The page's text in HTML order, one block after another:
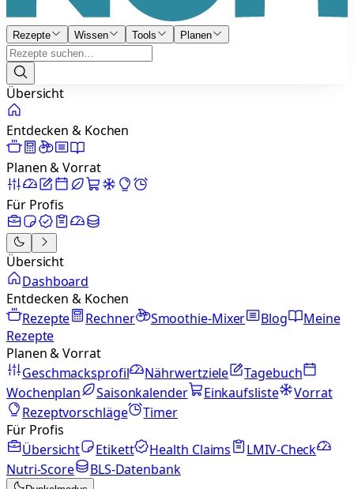
Rezepte Wissen Tools Planen
Übersicht
Entdecken & Kochen
Planen & Vorrat
Für Profis
Übersicht
Dashboard
Entdecken & Kochen
Rezepte
Rechner Smoothie-Mixer Blog
Meine
Rezepte
Planen & Vorrat
Geschmacksprofil
Nährwertziele
Tagebuch
Wochenplan
Saisonkalender Einkaufsliste
Vorrat
Rezeptvorschläge
Timer
Für Profis
Übersicht
Etikett Health Claims
LMIV-Check
Nutri-Score
BLS-Datenbank